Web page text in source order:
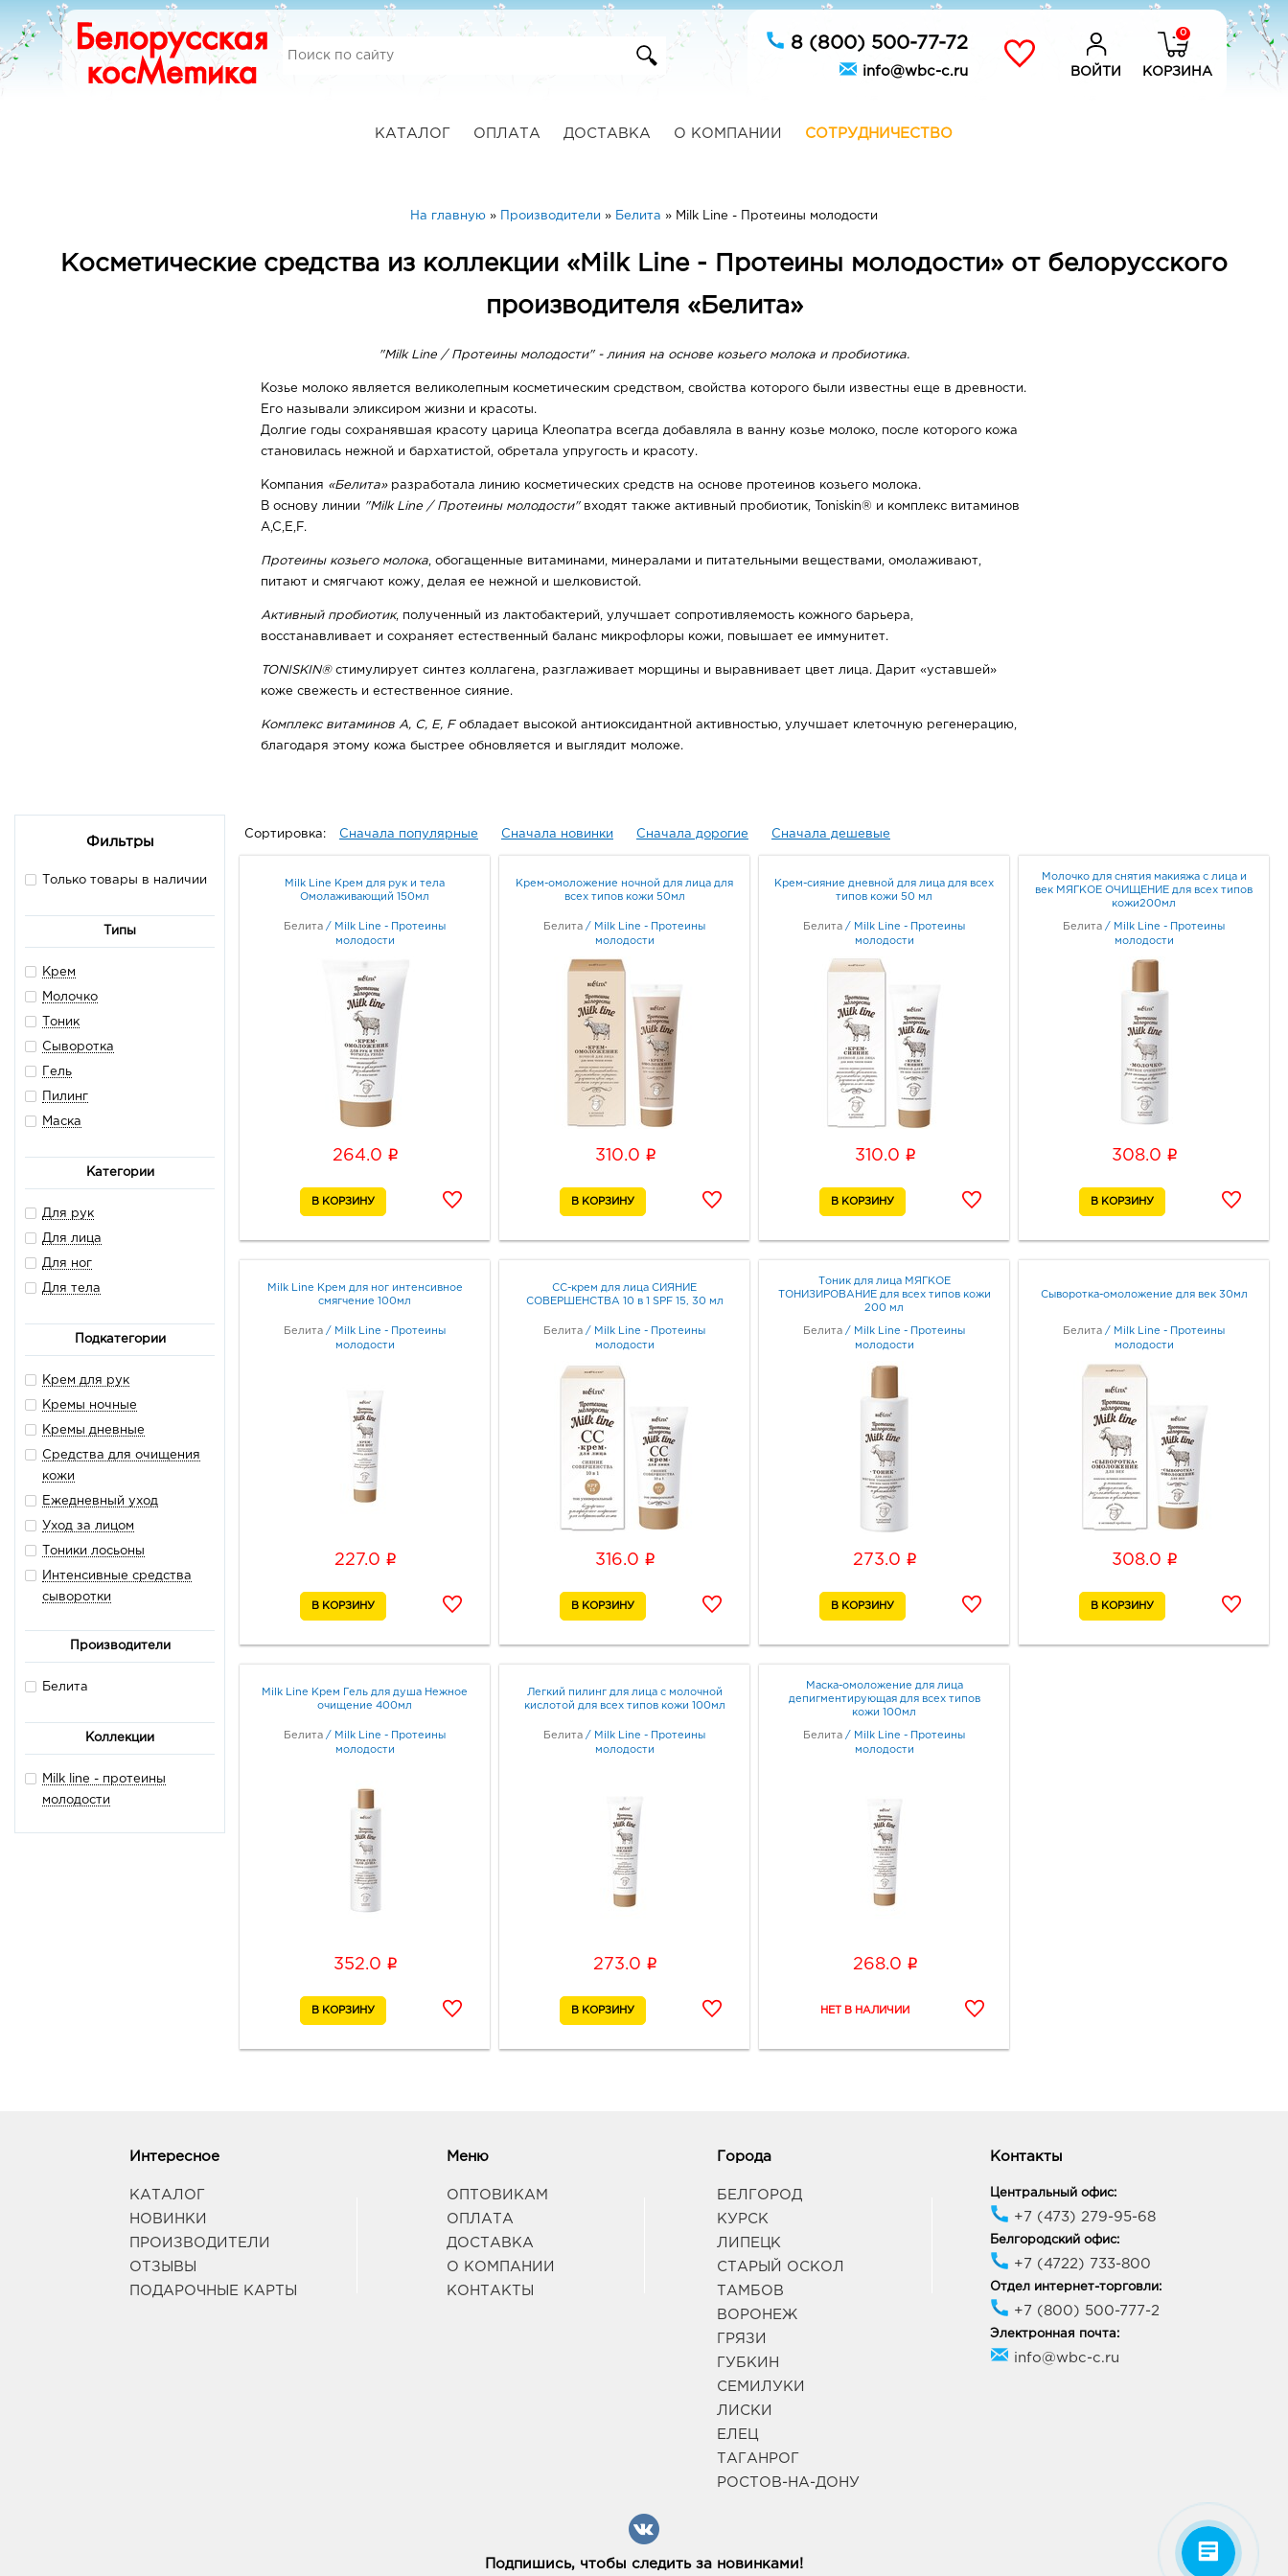
8 (800) 500-77-72
info@wbc-c.ru ВОЙТИ
0
КОРЗИНА
КАТАЛОГ ОПЛАТА ДОСТАВКА О КОМПАНИИ СОТРУДНИЧЕСТВО
На главную » Производители » Белита » Milk Line - Протеины молодости
Косметические средства из коллекции «Milk Line - Протеины молодости» от белорусского
производителя «Белита»
"Milk Line / Протеины молодости" - линия на основе козьего молока и пробиотика.
Козье молоко является великолепным косметическим средством, свойства которого были известны еще в древности.
Его называли эликсиром жизни и красоты.
Долгие годы сохранявшая красоту царица Клеопатра всегда добавляла в ванну козье молоко, после которого кожа
становилась нежной и бархатистой, обретала упругость и красоту.
Компания «Белита»разработала линию косметических средств на основе протеинов козьего молока.
В основу линии
"Milk Line / Протеины молодости"входят также активный пробиотик, Toniskin® и комплекс витаминов
A,C,E,F.
Протеины козьего молока , обогащенные витаминами, минералами и питательными веществами, омолаживают,
питают и смягчают кожу, делая ее нежной и шелковистой.
Активный пробиотик, полученный из лактобактерий, улучшает сопротивляемость кожного барьера,
восстанавливает и сохраняет естественный баланс микрофлоры кожи, повышает ее иммунитет.
TONISKIN®стимулирует синтез коллагена, разглаживает морщины и выравнивает цвет лица. Дарит «уставшей»
коже свежесть и естественное сияние.
Комплекс витаминов A, C, E, F обладает высокой антиоксидантной активностью, улучшает клеточную регенерацию,
благодаря этому кожа быстрее обновляется и выглядит моложе.
Фильтры
Только товары в наличии
Типы
Крем
Молочко
Тоник
Сыворотка
Гель
Пилинг
Маска
Категории
Для рук
Для лица
Для ног
Для тела
Подкатегории
Крем для рук
Кремы ночные
Кремы дневные
Средства для очищения
кожи
Ежедневный уход
Уход за лицом
Тоники лосьоны
Интенсивные средства
сыворотки
Скрабы пилинги
Производители
Белита
Коллекции
Milk line - протеины
молодости
Сортировка: Сначала популярные Сначала новинки Сначала дорогие Сначала дешевые
Milk Line Крем для рук и тела
Омолаживающий 150мл
Белита / Milk Line - Протеины
молодости
264.0 i
Крем-омоложение ночной для лица для
всех типов кожи 50мл
Белита / Milk Line - Протеины
молодости
310.0 i
Крем-сияние дневной для лица для всех
типов кожи 50 мл
Белита / Milk Line - Протеины
молодости
310.0 i
Молочко для снятия макияжа с лица и
век МЯГКОЕ ОЧИЩЕНИЕ для всех типов
кожи200мл
Белита / Milk Line - Протеины
молодости
308.0 i
Milk Line Крем для ног интенсивное
смягчение 100мл
Белита / Milk Line - Протеины
молодости
227.0 i
СС-крем для лица СИЯНИЕ
СОВЕРШЕНСТВА 10 в 1 SPF 15, 30 мл
Белита / Milk Line - Протеины
молодости
316.0 i
Тоник для лица МЯГКОЕ
ТОНИЗИРОВАНИЕ для всех типов кожи
200 мл
Белита / Milk Line - Протеины
молодости
273.0 i
Сыворотка-омоложение для век 30мл
Белита / Milk Line - Протеины
молодости
308.0 i
Milk Line Крем Гель для душа Нежное
очищение 400мл
Белита / Milk Line - Протеины
молодости
352.0 i
Легкий пилинг для лица с молочной
кислотой для всех типов кожи 100мл
Белита / Milk Line - Протеины
молодости
273.0 i
Маска-омоложение для лица
депигментирующая для всех типов
кожи 100мл
Белита / Milk Line - Протеины
молодости
268.0 i
Интересное
КАТАЛОГ
НОВИНКИ
ПРОИЗВОДИТЕЛИ
ОТЗЫВЫ
ПОДАРОЧНЫЕ КАРТЫ
Меню
ОПТОВИКАМ
ОПЛАТА
ДОСТАВКА
О КОМПАНИИ
КОНТАКТЫ
Города
БЕЛГОРОД
КУРСК
ЛИПЕЦК
СТАРЫЙ ОСКОЛ
ТАМБОВ
ВОРОНЕЖ
ГРЯЗИ
ГУБКИН
СЕМИЛУКИ
ЛИСКИ
ЕЛЕЦ
ТАГАНРОГ
РОСТОВ-НА-ДОНУ
Контакты
Центральный офис:
+7 (473) 279-95-68
Белгородский офис:
+7 (4722) 733-800
Отдел интернет-торговли:
+7 (800) 500-777-2
Электронная почта:
info@wbc-c.ru
Подпишись, чтобы следить за новинками!